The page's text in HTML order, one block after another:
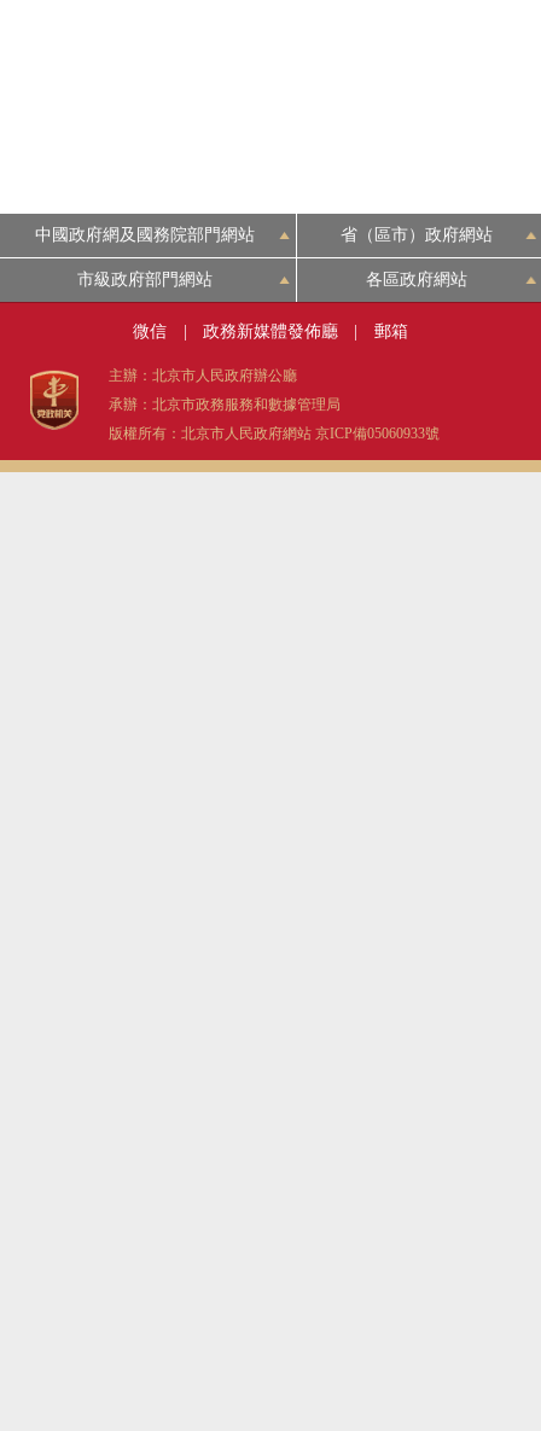
中國政府網及國務院部門網站 省（區市）政府網站
市級政府部門網站 各區政府網站
微信 政務新媒體發佈廳 郵箱
主辦：北京市人民政府辦公廳
承辦：北京市政務服務和數據管理局
版權所有：北京市人民政府網站 京ICP備05060933號